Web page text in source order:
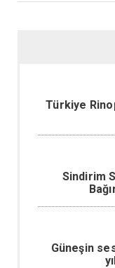
Türkiye
Sindirim
Güneşin